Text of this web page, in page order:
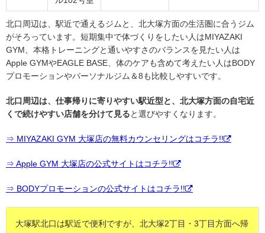
北口周辺は、駅近で通えるジムと、北大塚方面の生活圏に合うジム
がそろっています。短期集中で体づくりをしたい人はMIYAZAKI
GYM、本格トレーニングと通いやすさのバランスを見たい人は
Apple GYMやEAGLE BASE、体のケアも含めて考えたい人はBODY
プロモーションやパーソナルジム＆8も比較しやすいです。
北口周辺は、仕事帰りに寄りやすい駅近型と、北大塚方面の自宅近
くで続けやすい店舗を分けて見ると選びやすくなります。
⇒ MIYAZAKI GYM 大塚店の無料カウンセリングはコチラ!!
⇒ Apple GYM 大塚店の公式サイトはコチラ!!
⇒ BODYプロモーションの公式サイトはコチラ!!
大塚駅北口は駅近で便利ですが、北大塚2丁目・3丁目方面へ帰